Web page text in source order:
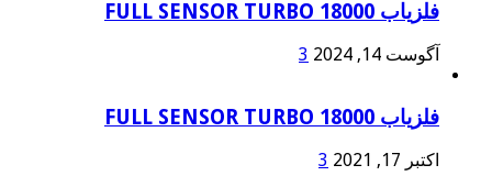
فلزیاب FULL SENSOR TURBO 18000
آگوست 14, 2024 3
فلزیاب FULL SENSOR TURBO 18000
اکتبر 17, 2021
3